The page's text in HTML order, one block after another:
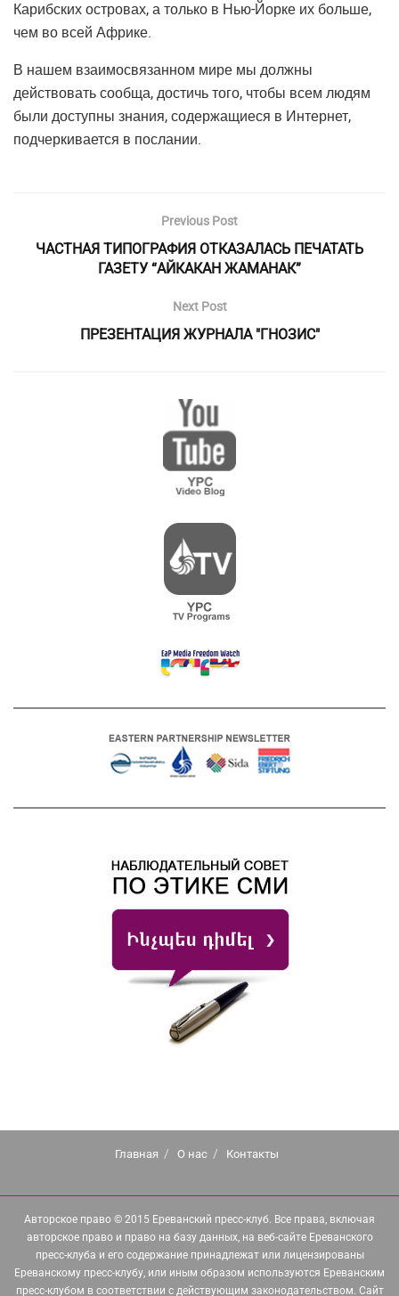
Карибских островах, а только в Нью-Йорке их больше,
чем во всей Африке.
В нашем взаимосвязанном мире мы должны
действовать сообща, достичь того, чтобы всем людям
были доступны знания, содержащиеся в Интернет,
подчеркивается в послании.
Previous Post
ЧАСТНАЯ ТИПОГРАФИЯ ОТКАЗАЛАСЬ ПЕЧАТАТЬ
ГАЗЕТУ “АЙКАКАН ЖАМАНАК”
Next Post
ПРЕЗЕНТАЦИЯ ЖУРНАЛА "ГНОЗИС"
Главная О нас Контакты
Авторское право © 2015 Ереванский пресс-клуб. Все права, включая
авторское право и право на базу данных, на веб-сайте Ереванского
пресс-клуба и его содержание принадлежат или лицензированы
Ереванскому пресс-клубу, или иным образом используются Ереванским
пресс-клубом в соответствии с действующим законодательством. Сайт